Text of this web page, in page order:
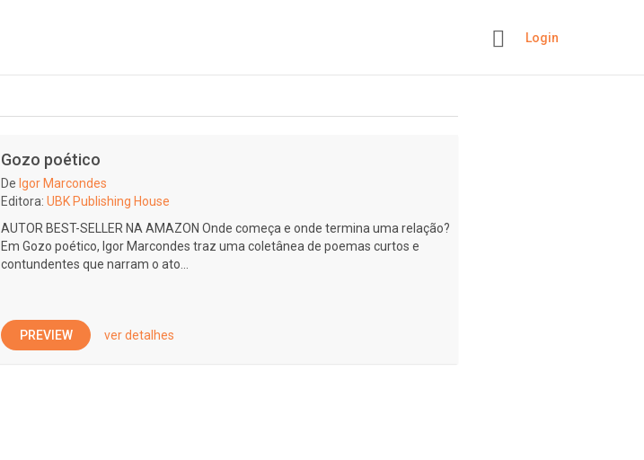
Login
Gozo poético
De Igor Marcondes
Editora: UBK Publishing House
AUTOR BEST-SELLER NA AMAZON Onde começa e onde termina uma relação?
Em Gozo poético, Igor Marcondes traz uma coletânea de poemas curtos e
contundentes que narram o ato...
PREVIEW ver detalhes